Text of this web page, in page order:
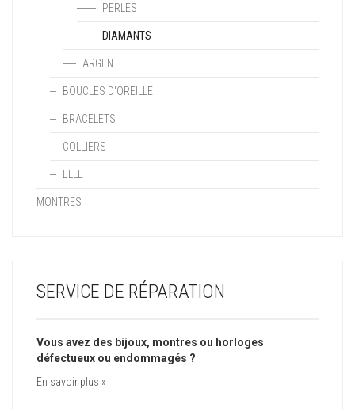
PERLES
DIAMANTS
ARGENT
BOUCLES D'OREILLE
BRACELETS
COLLIERS
ELLE
MONTRES
SERVICE DE RÉPARATION
Vous avez des bijoux, montres ou horloges
défectueux ou endommagés ?
En savoir plus »